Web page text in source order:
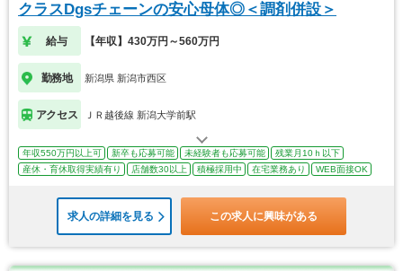
クラスDgsチェーンの安心母体◎＜調剤併設＞
給与 【年収】430万円～560万円
勤務地 新潟県 新潟市西区
アクセス ＪＲ越後線 新潟大学前駅
年収550万円以上可 新卒も応募可能 未経験者も応募可能
残業月10ｈ以下
産休・育休取得実績有り
店舗数30以上 積極採用中 在宅業務あり WEB面接OK
求人の詳細を見る この求人に興味がある